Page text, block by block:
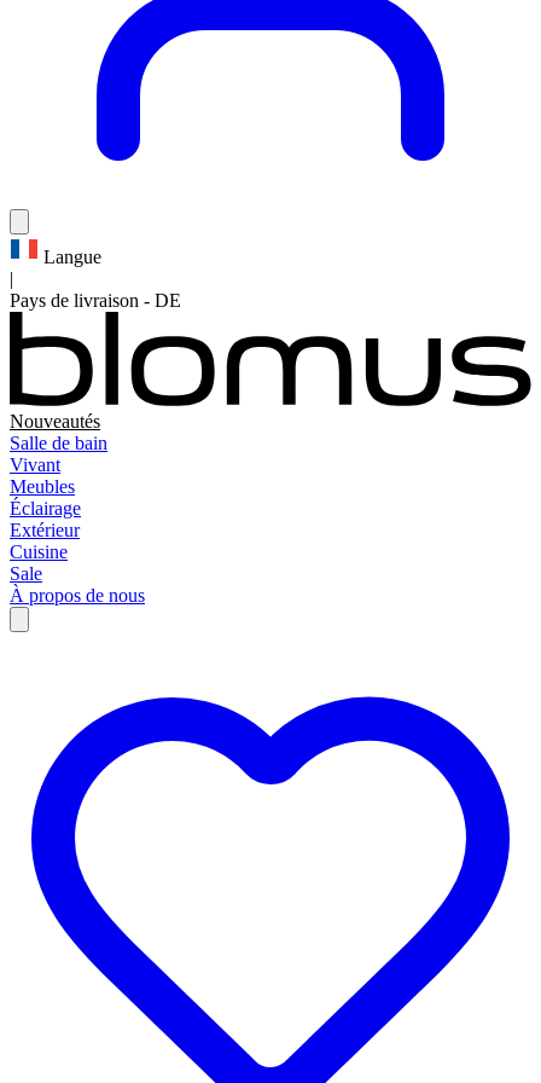
Langue
|
Pays de livraison - DE
Nouveautés
Salle de bain
Vivant
Meubles
Éclairage
Extérieur
Cuisine
Sale
À propos de nous